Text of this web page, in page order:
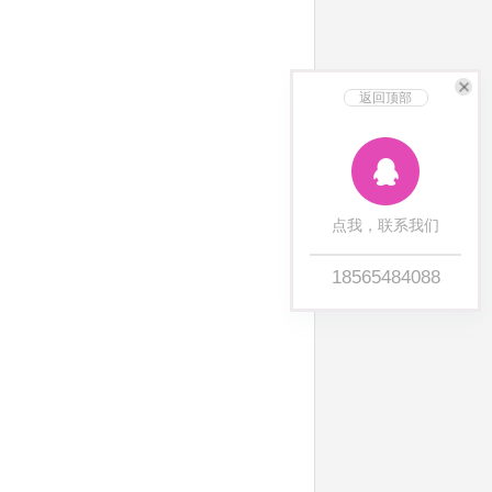
返回顶部
点我，联系我们
18565484088